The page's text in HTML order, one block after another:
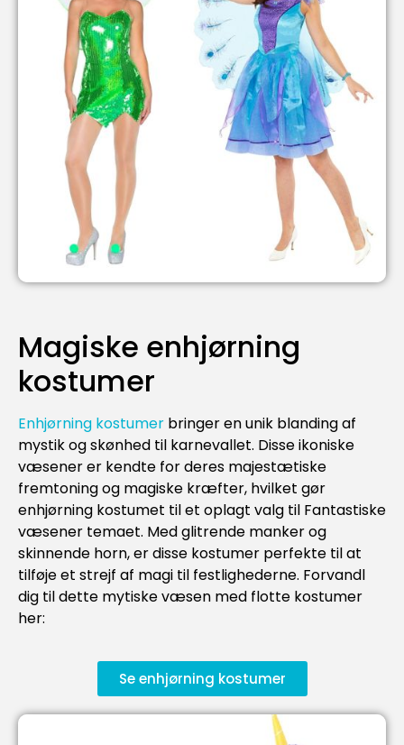
Magiske enhjørning
kostumer
Enhjørning kostumer bringer en unik blanding af
mystik og skønhed til karnevallet. Disse ikoniske
væsener er kendte for deres majestætiske
fremtoning og magiske kræfter, hvilket gør
enhjørning kostumet til et oplagt valg til Fantastiske
væsener temaet. Med glitrende manker og
skinnende horn, er disse kostumer perfekte til at
tilføje et strejf af magi til festlighederne. Forvandl
dig til dette mytiske væsen med flotte kostumer
her:
Se enhjørning kostumer